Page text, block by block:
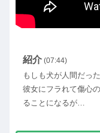
紹介 (07:44)
もしも犬が人間だっ
彼女にフラれて傷心
ることになるが…